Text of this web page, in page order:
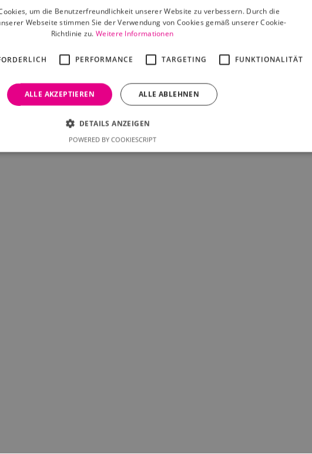
OpenStreetMap
um die Benutzerfreundlichkeit unserer Website zu verbessern. Durch die
Webseite stimmen Sie der Verwendung von Cookies gemäß unserer Cookie-
Richtlinie zu.Weitere Informationen
PERFORMANCE TARGETING FUNKTIONALITÄT
ALLE AKZEPTIEREN ALLE ABLEHNEN
DETAILS ANZEIGEN
POWERED BY COOKIESCRIPT